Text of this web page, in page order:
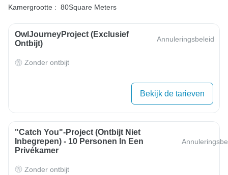
Kamergrootte : 80Square Meters
OwlJourneyProject (exclusief
Ontbijt)
Annuleringsbeleid
Zonder ontbijt
Bekijk de tarieven
"Catch You"-Project (ontbijt Niet
Inbegrepen) - 10 Personen In Een
Privékamer
Zonder ontbijt